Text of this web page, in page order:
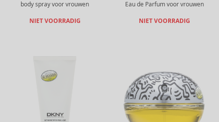
body spray voor vrouwen
NIET VOORRADIG
Eau de Parfum voor vrouwen
NIET VOORRADIG